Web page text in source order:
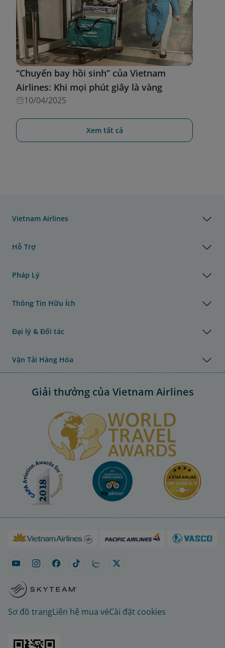
“Chuyến bay hồi sinh” của Vietnam
Airlines: Khi mọi phút giây là vàng
10/04/2025
Xem tất cả
Vietnam Airlines
Hỗ Trợ
Pháp Lý
Thông Tin Hữu Ích
Đại lý & Đối tác
Vận Tải Hàng Hóa
Giải thưởng của Vietnam Airlines
Sơ đồ trangLiên hệ mua véCài đặt cookies